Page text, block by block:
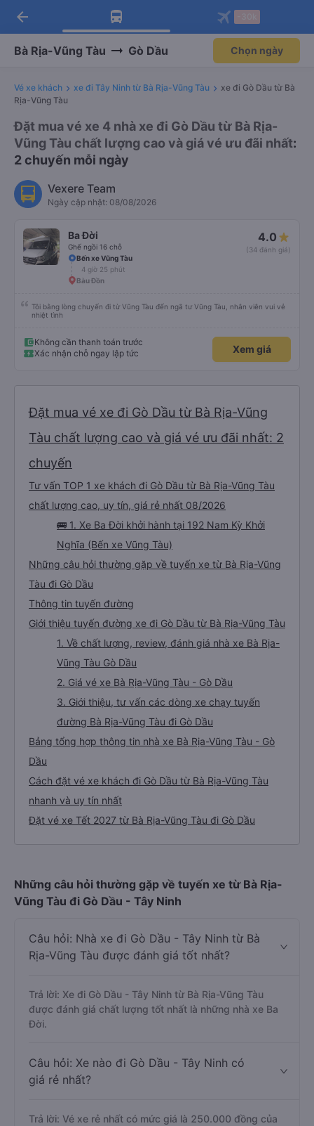
Tải app Vexere ngay!
Nhận ưu đãi thành viên độc
Mở app
Tải app Vexere
-30k/ghế khi đặt vé máy bay qua
Mở app
arrow_back
Bà Rịa-Vũng Tàu Gò Dầu Chọn ngày
Vé xe khách xe đi Tây Ninh từ Bà Rịa-Vũng Tàu
xe đi Gò Dầu từ Bà
Rịa-Vũng Tàu
Đặt mua vé xe 4 nhà xe đi Gò Dầu từ Bà Rịa-
Vũng Tàu chất lượng cao và giá vé ưu đãi nhất:
2 chuyến mỗi ngày
Vexere Team
Ngày cập nhật: 08/08/2026
Ba Đời
Ghế ngồi 16 chỗ
4.0
(34 đánh giá)
Bến xe Vũng Tàu
4 giờ 25 phút
Bàu Đồn
Tôi bằng lòng chuyến đi từ Vũng Tàu đến ngã tư Vũng Tàu, nhân viên vui vẻ
nhiệt tình
Không cần thanh toán trước
Xác nhận chỗ ngay lập tức
Xem giá
Đặt mua vé xe đi Gò Dầu từ Bà Rịa-Vũng
Tàu chất lượng cao và giá vé ưu đãi nhất: 2
chuyến
Tư vấn TOP 1 xe khách đi Gò Dầu từ Bà Rịa-Vũng Tàu
chất lượng cao, uy tín, giá rẻ nhất 08/2026
🚌 1. Xe Ba Đời khởi hành tại 192 Nam Kỳ Khởi
Nghĩa (Bến xe Vũng Tàu)
Những câu hỏi thường gặp về tuyến xe từ Bà Rịa-Vũng
Tàu đi Gò Dầu
Thông tin tuyến đường
Giới thiệu tuyến đường xe đi Gò Dầu từ Bà Rịa-Vũng Tàu
1. Về chất lượng, review, đánh giá nhà xe Bà Rịa-
Vũng Tàu Gò Dầu
2. Giá vé xe Bà Rịa-Vũng Tàu - Gò Dầu
3. Giới thiệu, tư vấn các dòng xe chạy tuyến
đường Bà Rịa-Vũng Tàu đi Gò Dầu
Bảng tổng hợp thông tin nhà xe Bà Rịa-Vũng Tàu - Gò
Dầu
Cách đặt vé xe khách đi Gò Dầu từ Bà Rịa-Vũng Tàu
nhanh và uy tín nhất
Đặt vé xe Tết 2027 từ Bà Rịa-Vũng Tàu đi Gò Dầu
Những câu hỏi thường gặp về tuyến xe từ Bà Rịa-
Vũng Tàu đi Gò Dầu - Tây Ninh
Câu hỏi: Nhà xe đi Gò Dầu - Tây Ninh từ Bà
Rịa-Vũng Tàu được đánh giá tốt nhất?
Trả lời: Xe đi Gò Dầu - Tây Ninh từ Bà Rịa-Vũng Tàu
được đánh giá chất lượng tốt nhất là những nhà xe Ba
Đời.
Câu hỏi: Xe nào đi Gò Dầu - Tây Ninh có
giá rẻ nhất?
Trả lời: Vé xe rẻ nhất có mức giá là 250.000 đồng của